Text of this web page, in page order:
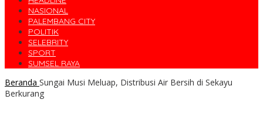
NASIONAL
PALEMBANG CITY
POLITIK
SELEBRITY
SPORT
SUMSEL RAYA
Beranda Sungai Musi Meluap, Distribusi Air Bersih di Sekayu
Berkurang